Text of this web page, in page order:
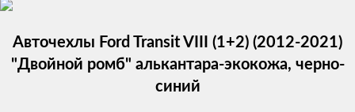
Авточехлы Ford Transit VIII (1+2) (2012-2021)
"Двойной ромб" алькантара-экокожа, черно-
синий